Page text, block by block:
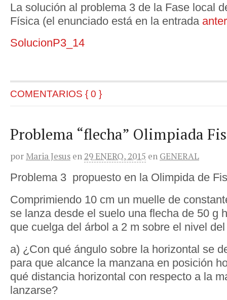
La solución al problema 3 de la Fase local
Física (el enunciado está en la entrada
SolucionP3_14
COMENTARIOS { 0 }
Problema “flecha” Olimpiada
por Maria Jesus en 29 ENERO, 2015 en GENERAL
Problema 3 propuesto en la Olimpida de
Comprimiendo 10 cm un muelle de
se lanza desde el suelo una flecha de 50 g
que cuelga del árbol a 2 m sobre el nivel
a) ¿Con qué ángulo sobre la horizontal se
para que alcance la manzana en posición
qué distancia horizontal con respecto a la
lanzarse?